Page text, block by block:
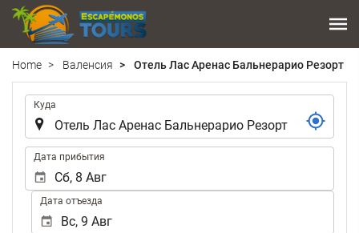
Home Валенсия Отель Лас Аренас Бальнерарио Резорт
Куда
Дата прибытия
Дата отъезда